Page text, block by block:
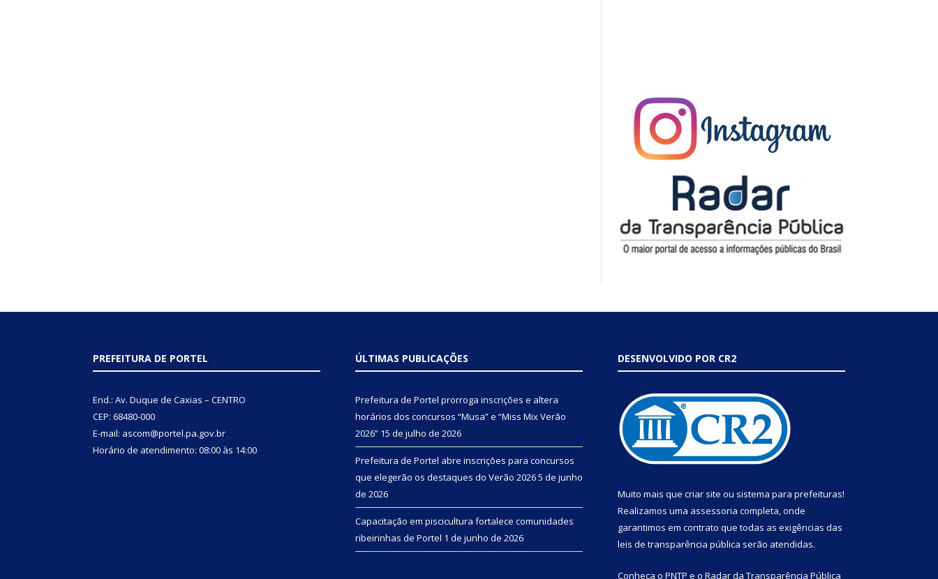
PREFEITURA DE PORTEL
End.: Av. Duque de Caxias – CENTRO
CEP: 68480-000
E-mail: ascom@portel.pa.gov.br
Horário de atendimento: 08:00 às 14:00
ÚLTIMAS PUBLICAÇÕES
Prefeitura de Portel prorroga inscrições e altera
horários dos concursos “Musa” e “Miss Mix Verão
2026” 15 de julho de 2026
Prefeitura de Portel abre inscrições para concursos
que elegerão os destaques do Verão 20265 de junho
de 2026
Capacitação em piscicultura fortalece comunidades
ribeirinhas de Portel 1 de junho de 2026
DESENVOLVIDO POR CR2
Muito mais que criar site ou sistema para prefeituras!
Realizamos uma assessoria completa, onde
garantimos em contrato que todas as exigências das
leis de transparência pública serão atendidas.
Conheça o PNTP e o Radar da Transparência Pública